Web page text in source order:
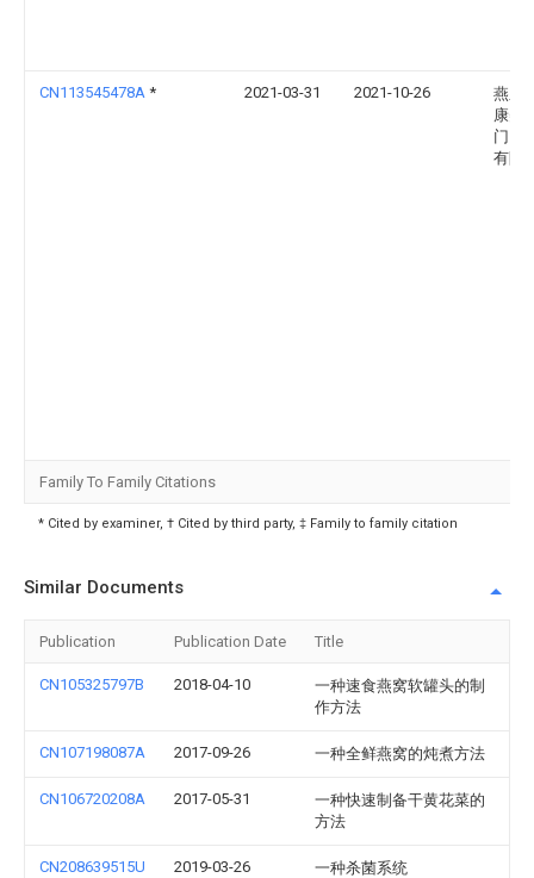
CN113545478A * 2021-03-31 2021-10-26
燕之
康美
门）
有限
Family To Family Citations
* Cited by examiner, † Cited by third party, ‡ Family to family citation
Similar Documents
Publication Publication Date Title
CN105325797B 2018-04-10
一种速食燕窝软罐头的制
作方法
CN107198087A 2017-09-26 一种全鲜燕窝的炖煮方法
CN106720208A 2017-05-31
一种快速制备干黄花菜的
方法
CN208639515U 2019-03-26 一种杀菌系统